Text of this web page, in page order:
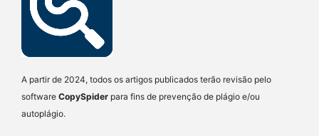
A partir de 2024, todos os artigos publicados terão revisão pelo
software CopySpider para fins de prevenção de plágio e/ou
autoplágio.